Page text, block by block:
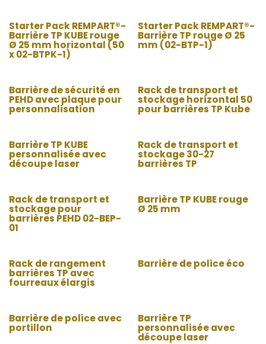
Starter Pack REMPART®-
Barrière TP KUBE rouge
Ø 25 mm horizontal (50
x 02-BTPK-1)
Starter Pack REMPART®-
Barrière TP rouge Ø 25
mm (02-BTP-1)
Barrière de sécurité en
PEHD avec plaque pour
personnalisation
Rack de transport et
stockage horizontal 50
pour barrières TP Kube
Barrière TP KUBE
personnalisée avec
découpe laser
Rack de transport et
stockage 30-27
barrières TP
Rack de transport et
stockage pour
barrières PEHD 02-BEP-
01
Barrière TP KUBE rouge
Ø 25 mm
Rack de rangement
barrières TP avec
fourreaux élargis
Barrière de police éco
Barrière de police avec
portillon
Barrière TP
personnalisée avec
découpe laser